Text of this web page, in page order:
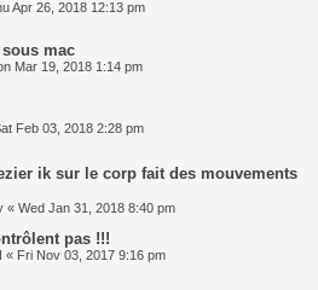
Apr 26, 2018 12:13 pm
mac
Mar 19, 2018 1:14 pm
Feb 03, 2018 2:28 pm
ik sur le corp fait des mouvements
« Wed Jan 31, 2018 8:40 pm
pas !!!
« Fri Nov 03, 2017 9:16 pm